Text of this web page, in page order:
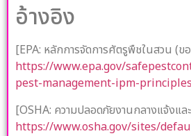
อ้างอิง
[EPA: หลักการจัดการศัตรูพืชในสวน (ข
https://www.epa.gov/
pest-management-ipm-principles
[OSHA: ความปลอดภัยงานกลางแจ้งแล
https://www.osha.gov/sites/